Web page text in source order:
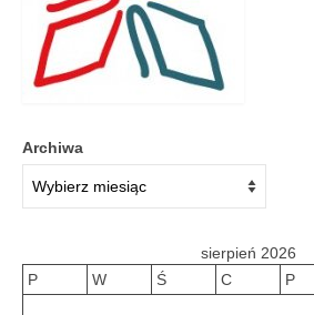
Archiwa
sierpień 2026
P
W Ś C P